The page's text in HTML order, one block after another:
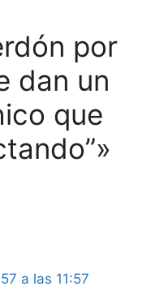
por
dan un
que
a las 11:57